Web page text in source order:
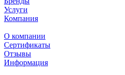
Услуги
Компания
О компании
Сертификаты
Отзывы
Информация